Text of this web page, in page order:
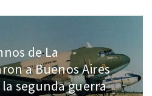
de La
a Buenos Aires
segunda guerra